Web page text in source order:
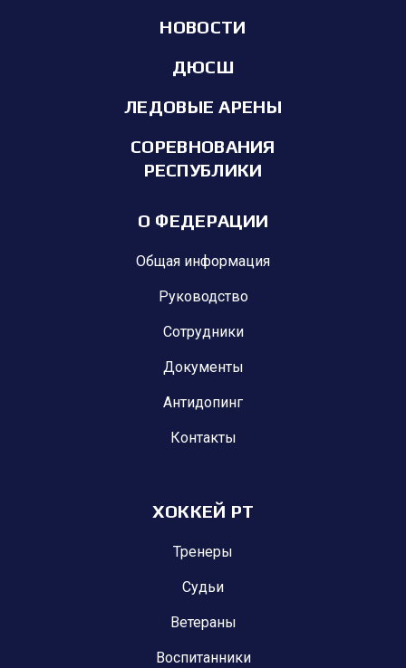
НОВОСТИ
ДЮСШ
ЛЕДОВЫЕ АРЕНЫ
СОРЕВНОВАНИЯ
РЕСПУБЛИКИ
О ФЕДЕРАЦИИ
Общая информация
Руководство
Сотрудники
Документы
Антидопинг
Контакты
ХОККЕЙ РТ
Тренеры
Судьи
Ветераны
Воспитанники